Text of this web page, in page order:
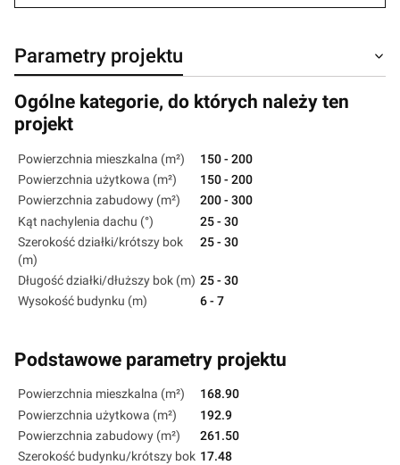
Parametry projektu
Ogólne kategorie, do których należy ten
projekt
Powierzchnia mieszkalna (m²)
150 - 200
Powierzchnia użytkowa (m²)
150 - 200
Powierzchnia zabudowy (m²)
200 - 300
Kąt nachylenia dachu (°)
25 - 30
Szerokość działki/krótszy bok
(m)
25 - 30
Długość działki/dłuższy bok (m) 25 - 30
Wysokość budynku (m)
6 - 7
Podstawowe parametry projektu
Powierzchnia mieszkalna (m²)
168.90
Powierzchnia użytkowa (m²)
192.9
Powierzchnia zabudowy (m²)
261.50
Szerokość budynku/krótszy bok 17.48